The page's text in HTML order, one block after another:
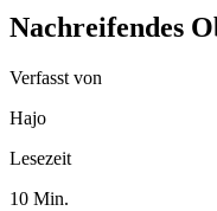
Nachreifendes
Verfasst von
Hajo
Lesezeit
10 Min.